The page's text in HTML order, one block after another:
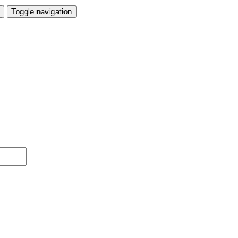
Toggle navigation